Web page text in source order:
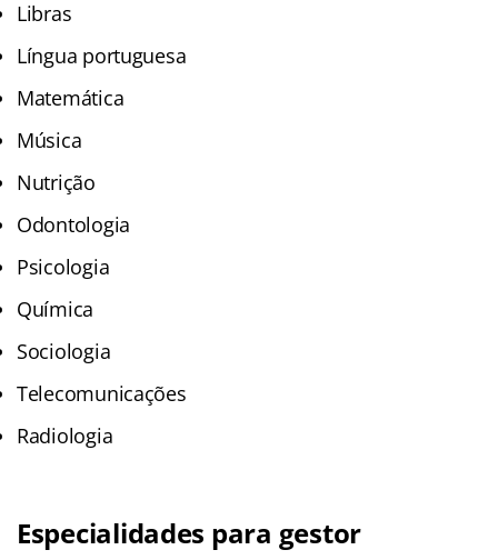
Libras
Língua portuguesa
Matemática
Música
Nutrição
Odontologia
Psicologia
Química
Sociologia
Telecomunicações
Radiologia
Especialidades para gestor